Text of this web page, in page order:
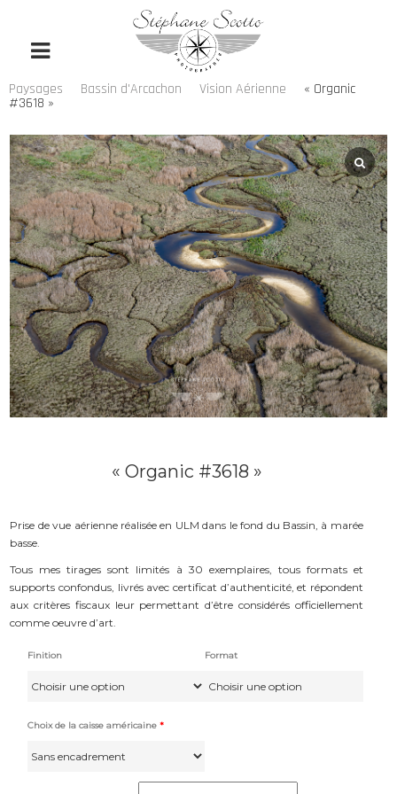
Paysages Bassin d'Arcachon Vision Aérienne « Organic
#3618 »
« Organic #3618 »
Prise de vue aérienne réalisée en ULM dans le fond du Bassin, à marée
basse.
Tous mes tirages sont limités à 30 exemplaires, tous formats et
supports confondus, livrés avec certificat d’authenticité, et répondent
aux critères fiscaux leur permettant d’être considérés officiellement
comme oeuvre d’art.
Finition Format
Choix de la caisse américaine *
quantité